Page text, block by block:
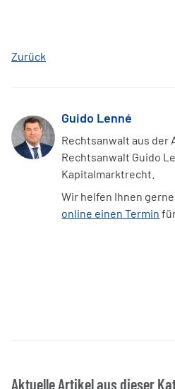
Zurück
Guido Lenné
Rechtsanwalt aus der
Rechtsanwalt Guido
Kapitalmarktrecht.
Wir helfen Ihnen
online einen Termin
Aktuelle Artikel aus dieser